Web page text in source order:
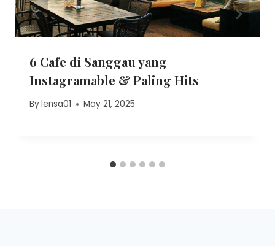
6 Cafe di Sanggau yang
Instagramable & Paling Hits
Bylensa01 May 21, 2025